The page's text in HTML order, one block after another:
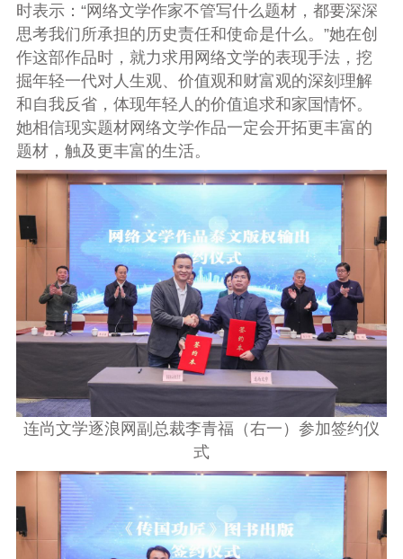
时表示：“网络文学作家不管写什么题材，都要深深
思考我们所承担的历史责任和使命是什么。”她在创
作这部作品时，就力求用网络文学的表现手法，挖
掘年轻一代对人生观、价值观和财富观的深刻理解
和自我反省，体现年轻人的价值追求和家国情怀。
她相信现实题材网络文学作品一定会开拓更丰富的
题材，触及更丰富的生活。
连尚文学逐浪网副总裁李青福（右一）参加签约仪
式